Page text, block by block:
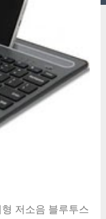
저소음 블루투스